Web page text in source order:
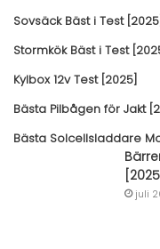
Sovsäck Bäst i Test [2025]
Stormkök Bäst i Test
Kylbox 12v Test [2025]
Bästa Pilbågen för Jakt
Bästa Solcellsladdare
[2025]
juli